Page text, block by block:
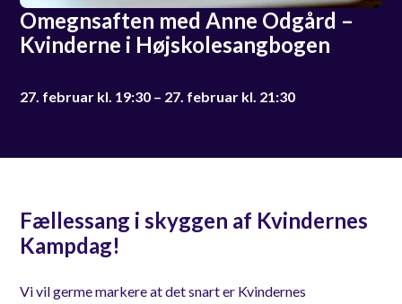
Omegnsaften med Anne Odgård –
Kvinderne i Højskolesangbogen
27. februar kl. 19:30 – 27. februar kl. 21:30
Fællessang i skyggen af Kvindernes
Kampdag!
Vi vil germe markere at det snart er Kvindernes